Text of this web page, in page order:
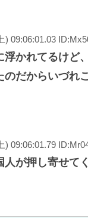
) 09:06:01.03
浮かれてるけど
のだからいづれ
) 09:06:01.79
人が押し寄せて